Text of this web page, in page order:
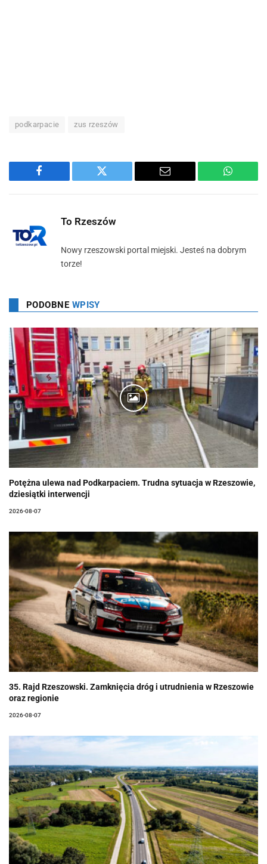
podkarpacie zus rzeszów
Facebook Twitter Email
To Rzeszów
Nowy rzeszowski portal miejski. Jesteś na dobrym
torze!
PODOBNE WPISY
Potężna ulewa nad Podkarpaciem. Trudna sytuacja w Rzeszowie,
dziesiątki interwencji
2026-08-07
35. Rajd Rzeszowski. Zamknięcia dróg i utrudnienia w Rzeszowie
oraz regionie
2026-08-07